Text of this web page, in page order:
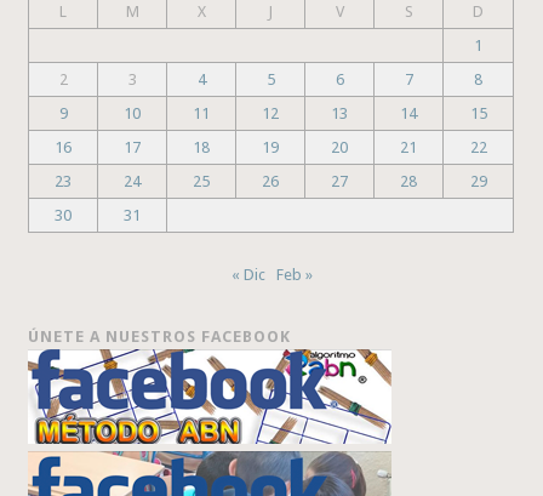
L
M X J V S
D
1
2
3 4 5 6 7
8
9
10 11 12 13 14
15
16
17 18 19 20 21
22
23
24 25 26 27 28
29
30
31
« Dic Feb »
ÚNETE A NUESTROS FACEBOOK